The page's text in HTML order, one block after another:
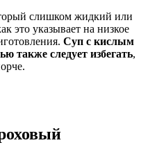
слишком жидкий или
это указывает на низкое
Суп с кислым
также следует избегать,